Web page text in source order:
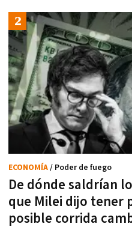
De dónde saldrían
que Milei dijo tener
posible corrida
ECONOMÍA/ Poder de fuego